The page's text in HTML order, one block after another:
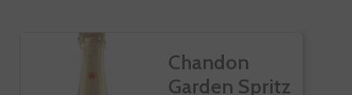
Chandon
Garden Spritz